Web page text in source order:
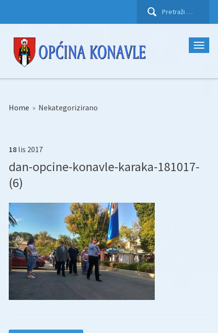
Pretraži:
Home » Nekategorizirano
18 lis 2017
dan-opcine-konavle-karaka-181017-
(6)